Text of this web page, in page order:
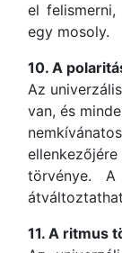
el
egy mosoly.
10. A
Az
van, és
törvénye.
11. A ritmus